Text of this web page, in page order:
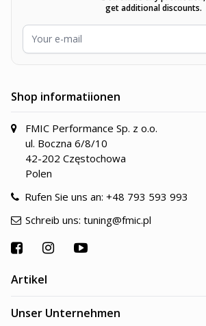
get additional discounts.
Shop informatiionen
FMIC Performance Sp. z o.o.
ul. Boczna 6/8/10
42-202 Częstochowa
Polen
Rufen Sie uns an: +48 793 593 993
Schreib uns: tuning@fmic.pl
Artikel
Unser Unternehmen